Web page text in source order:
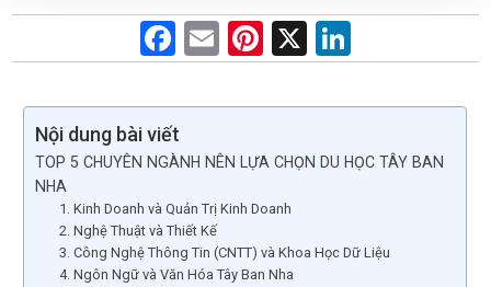
F
a
ce
o
o
k
E
m
ail
Pi
nt
er
t
X
n
ke
n
Nội dung bài viết
TOP 5 CHUYÊN NGÀNH NÊN LỰA CHỌN DU HỌC TÂY BAN
NHA
1. Kinh Doanh và Quản Trị Kinh Doanh
2. Nghệ Thuật và Thiết Kế
3. Công Nghệ Thông Tin (CNTT) và Khoa Học Dữ Liệu
4. Ngôn Ngữ và Văn Hóa Tây Ban Nha